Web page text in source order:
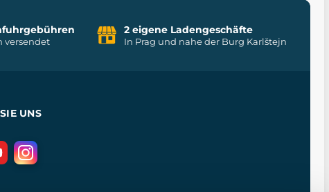
versendet
2 eigene Ladengeschäfte
In Prag und nahe der Burg Karlštejn
UNS